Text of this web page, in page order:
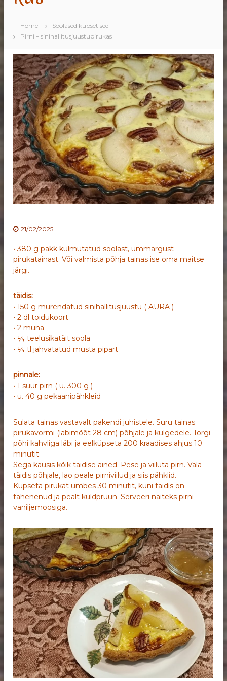
Home
Soolased küpsetised
Pirni – sinihallitusjuustupirukas
21/02/2025
• 380 g pakk külmutatud soolast, ümmargust
pirukatainast. Või valmista põhja tainas ise oma maitse
järgi.
täidis:
• 150 g murendatud sinihallitusjuustu ( AURA )
• 2 dl toidukoort
• 2 muna
• ¼ teelusikatäit soola
• ¼ tl jahvatatud musta pipart
pinnale:
• 1 suur pirn ( u. 300 g )
• u. 40 g pekaanipähkleid
Sulata tainas vastavalt pakendi juhistele. Suru tainas
pirukavormi (läbimõõt 28 cm) põhjale ja külgedele. Torgi
põhi kahvliga läbi ja eelküpseta 200 kraadises ahjus 10
minutit.
Sega kausis kõik täidise ained. Pese ja viiluta pirn. Vala
täidis põhjale, lao peale pirniviilud ja siis pähklid.
Küpseta pirukat umbes 30 minutit, kuni täidis on
tahenenud ja pealt kuldpruun. Serveeri näiteks pirni-
vaniljemoosiga.